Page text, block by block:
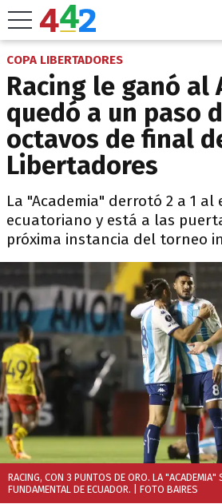
COPA LIBERTADORES
Racing le ganó al
quedó a un paso
octavos de final
Libertadores
La "Academia" derrotó 2 a 1 al
ecuatoriano y está a las
próxima instancia del torneo
RACING, CON 3 PUNTOS DE ORO. LA "ACADEMIA"
FUNDAMENTAL DE ECUADOR. | FOTO BAIRES